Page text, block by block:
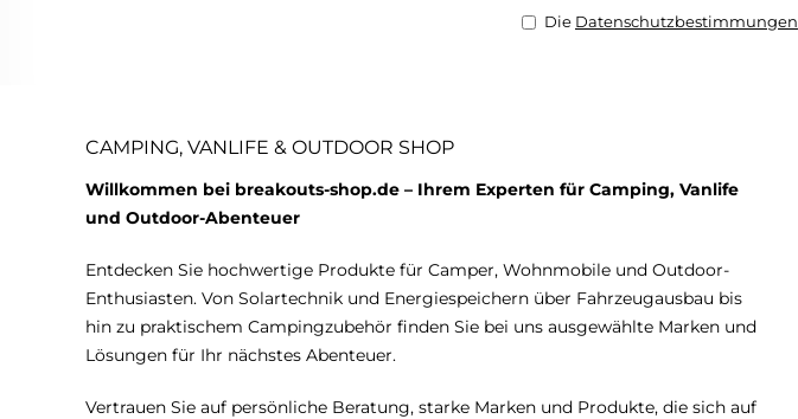
Die Datenschutzbestimmungen
CAMPING, VANLIFE & OUTDOOR SHOP
Willkommen bei breakouts-shop.de – Ihrem Experten für Camping, Vanlife
und Outdoor-Abenteuer
Entdecken Sie hochwertige Produkte für Camper, Wohnmobile und Outdoor-
Enthusiasten. Von Solartechnik und Energiespeichern über Fahrzeugausbau bis
hin zu praktischem Campingzubehör finden Sie bei uns ausgewählte Marken und
Lösungen für Ihr nächstes Abenteuer.
Vertrauen Sie auf persönliche Beratung, starke Marken und Produkte, die sich auf